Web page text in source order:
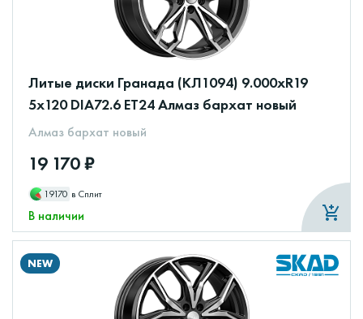
Литые диски Гранада (КЛ1094) 9.000xR19
5x120 DIA72.6 ET24 Алмаз бархат новый
Алмаз бархат новый
19 170 ₽
19170 в Сплит
В наличии
NEW